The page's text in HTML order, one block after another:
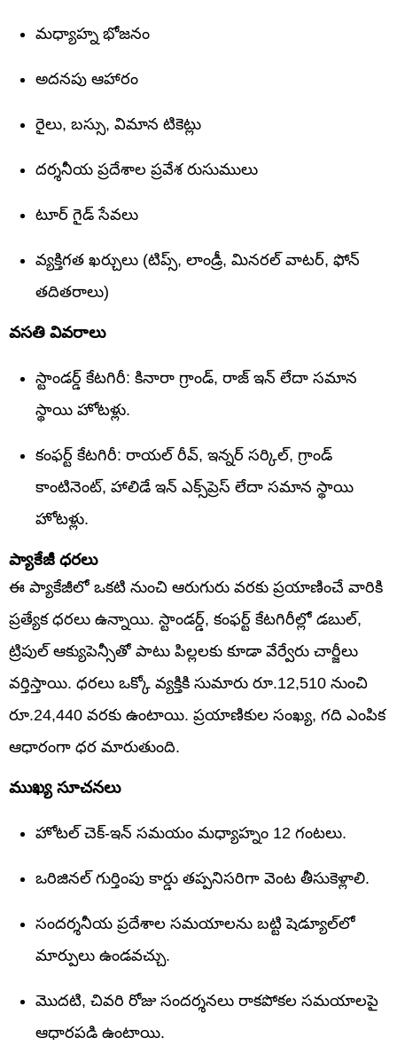
మధ్యాహ్న భోజనం
అదనపు ఆహారం
రైలు, బస్సు, విమాన టికెట్లు
దర్శనీయ ప్రదేశాల ప్రవేశ రుసుములు
టూర్ గైడ్ సేవలు
వ్యక్తిగత ఖర్చులు (టిప్స్, లాండ్రీ, మినరల్ వాటర్, ఫోన్
తదితరాలు)
వసతి వివరాలు
స్టాండర్డ్ కేటగిరీ: కినారా గ్రాండ్, రాజ్ ఇన్ లేదా సమాన
స్థాయి హోటళ్లు.
కంఫర్ట్ కేటగిరీ: రాయల్ రీవ్, ఇన్నర్ సర్కిల్, గ్రాండ్
కాంటినెంట్, హాలిడే ఇన్ ఎక్స్‌ప్రెస్ లేదా సమాన స్థాయి
హోటళ్లు.
ప్యాకేజీ ధరలు
ఈ ప్యాకేజీలో ఒకటి నుంచి ఆరుగురు వరకు ప్రయాణించే వారికి
ప్రత్యేక ధరలు ఉన్నాయి. స్టాండర్డ్, కంఫర్ట్ కేటగిరీల్లో డబుల్,
ట్రిపుల్ ఆక్యుపెన్సీతో పాటు పిల్లలకు కూడా వేర్వేరు చార్జీలు
వర్తిస్తాయి. ధరలు ఒక్కో వ్యక్తికి సుమారు రూ.12,510 నుంచి
రూ.24,440 వరకు ఉంటాయి. ప్రయాణికుల సంఖ్య, గది ఎంపిక
ఆధారంగా ధర మారుతుంది.
ముఖ్య సూచనలు
హోటల్ చెక్-ఇన్ సమయం మధ్యాహ్నం 12 గంటలు.
ఒరిజినల్ గుర్తింపు కార్డు తప్పనిసరిగా వెంట తీసుకెళ్లాలి.
సందర్శనీయ ప్రదేశాల సమయాలను బట్టి షెడ్యూల్‌లో
మార్పులు ఉండవచ్చు.
మొదటి, చివరి రోజు సందర్శనలు రాకపోకల సమయాలపై
ఆధారపడి ఉంటాయి.